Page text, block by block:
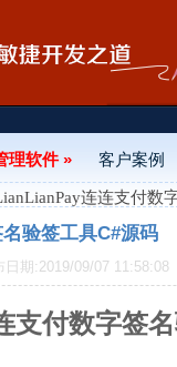
理软件 » 客户案例
连连支付数
验签工具C#源码
日期:2019/09/07 11:58:08
付数字签